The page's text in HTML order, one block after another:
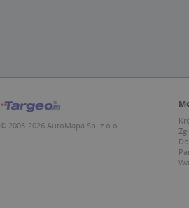
© 2003-2026 AutoMapa Sp. z o.o.
_ga